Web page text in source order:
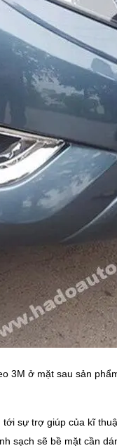
3M ở mặt sau sản
sự trợ giúp của kĩ
sạch sẽ bề mặt cần